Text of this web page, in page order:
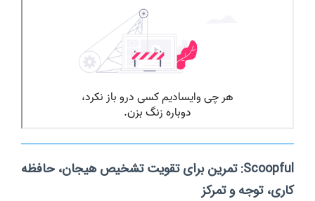
Scoopful: تمرین برای تقویت تشخیص هیجان، حافظه
کاری، توجه و تمرکز